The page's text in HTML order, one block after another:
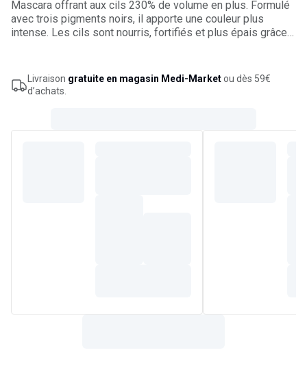
Mascara offrant aux cils 230% de volume en plus. Formulé
avec trois pigments noirs, il apporte une couleur plus
intense. Les cils sont nourris, fortifiés et plus épais grâce à
tandis que la pointe coiffe les cils du coin de l'oeil.
Livraison gratuite en magasin Medi-Marketou dès 59€
d’achats.